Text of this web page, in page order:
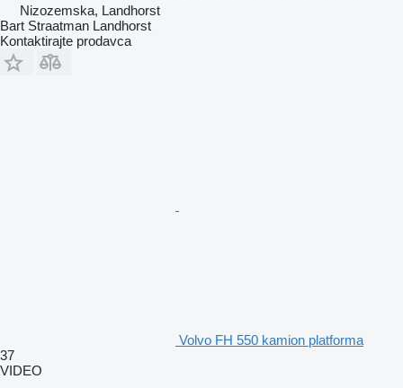
Nizozemska, Landhorst
Bart Straatman Landhorst
Kontaktirajte prodavca
Volvo FH 550 kamion platforma
37
VIDEO